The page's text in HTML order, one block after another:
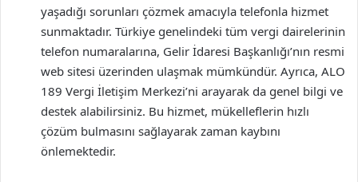
yaşadığı sorunları çözmek amacıyla telefonla hizmet
sunmaktadır. Türkiye genelindeki tüm vergi dairelerinin
telefon numaralarına, Gelir İdaresi Başkanlığı’nın resmi
web sitesi üzerinden ulaşmak mümkündür. Ayrıca, ALO
189 Vergi İletişim Merkezi’ni arayarak da genel bilgi ve
destek alabilirsiniz. Bu hizmet, mükelleflerin hızlı
çözüm bulmasını sağlayarak zaman kaybını
önlemektedir.